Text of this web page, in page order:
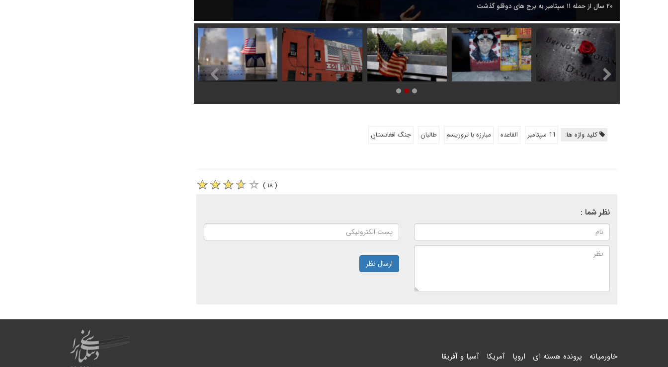
۲۰ سال از حمله ۱۱ سپتامبر به برج های دوقلو گذشت
کلید واژه ها: 11 سپتامبر القاعده مبارزه با تروریسم طالبان جنگ افغانستان
( ۱۸ )
نظر شما :
ارسال نظر
خاورمیانه پرونده هسته ای اروپا آمریکا آسیا و آفریقا